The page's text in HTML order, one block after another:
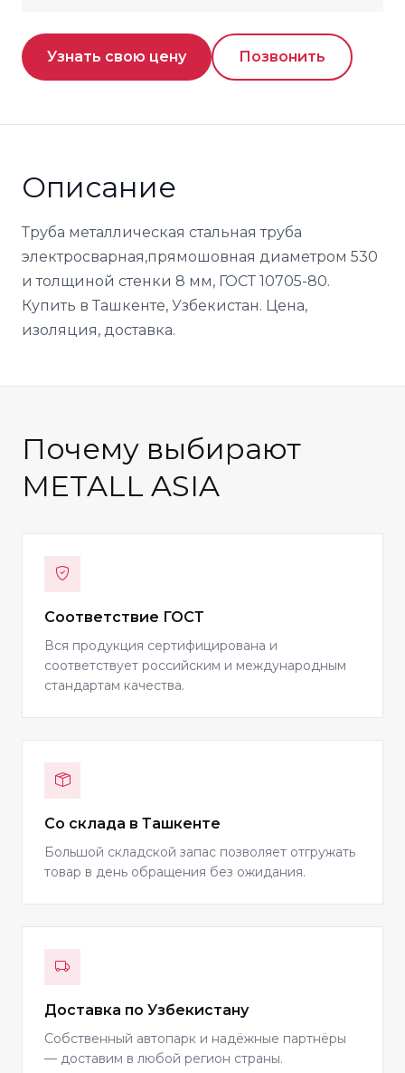
Узнать свою цену Позвонить
Описание
Труба металлическая стальная труба
электросварная,прямошовная диаметром 530
и толщиной стенки 8 мм, ГОСТ 10705-80.
Купить в Ташкенте, Узбекистан. Цена,
изоляция, доставка.
Почему выбирают
METALL ASIA
Соответствие ГОСТ
Вся продукция сертифицирована и
соответствует российским и международным
стандартам качества.
Со склада в Ташкенте
Большой складской запас позволяет отгружать
товар в день обращения без ожидания.
Доставка по Узбекистану
Собственный автопарк и надёжные партнёры
— доставим в любой регион страны.